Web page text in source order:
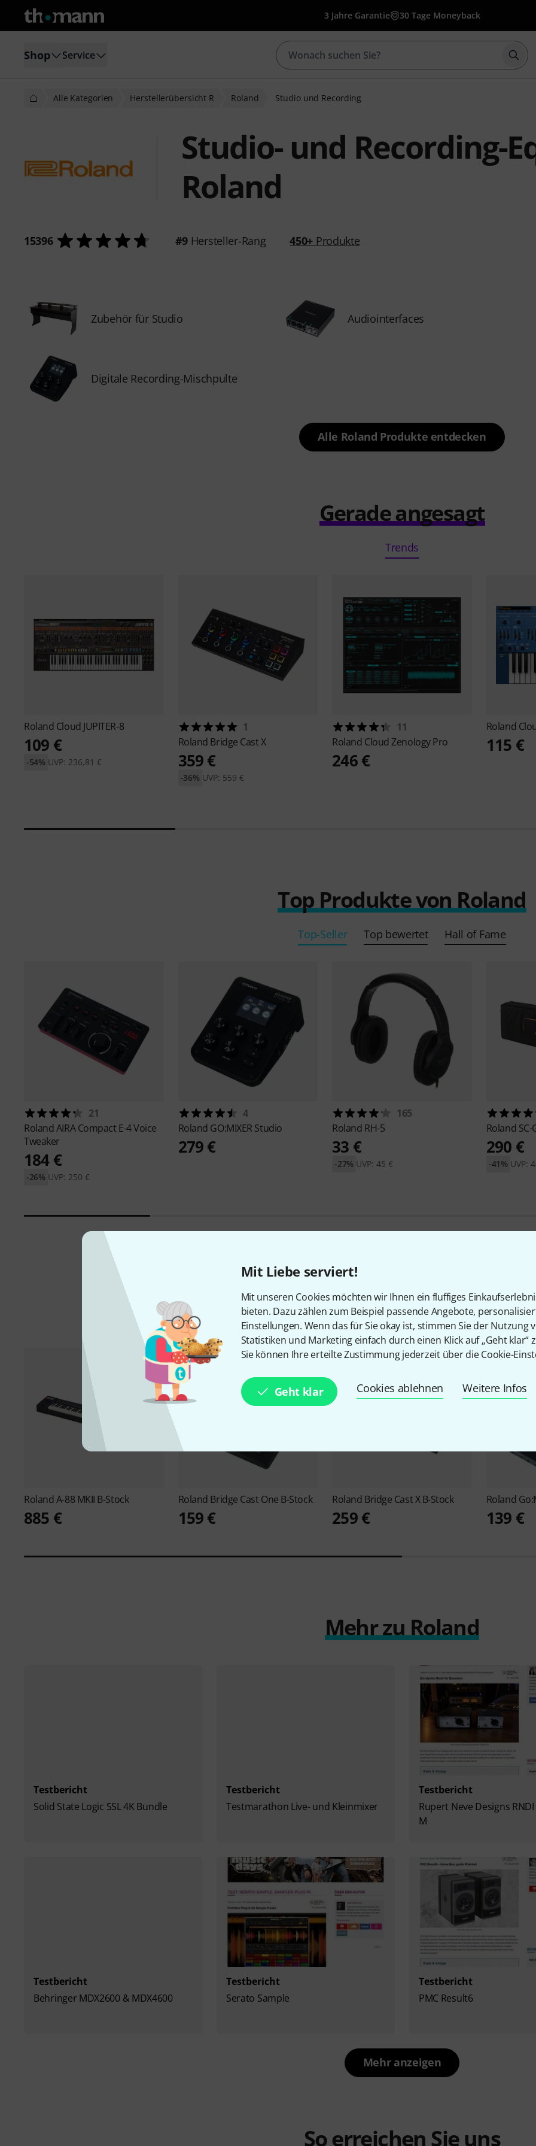
Mit Liebe serviert!
Mit unseren Cookies möchten wir Ihnen ein fluffiges
bieten. Dazu zählen zum Beispiel passende Angebote,
Einstellungen. Wenn das für Sie okay ist, stimmen Sie der Nutzung
Statistiken und Marketing einfach durch einen Klick auf „Geht klar“
Sie können Ihre erteilte Zustimmung jederzeit über die Cookie-
Geht klar Cookies ablehnen Weitere Infos
3 Jahre Garantie 30 Tage Moneyback
Shop Service
Alle Kategorien Herstellerübersicht R Roland Studio und Recording
Studio- und Recording-
Roland
15396 #9Hersteller-Rang 450+ Produkte
Zubehör für Studio Audiointerfaces
Digitale Recording-Mischpulte
Alle Roland Produkte entdecken
Gerade angesagt
Trends
Roland Cloud JUPITER-8
109 €
UVP: 236,81 €
-54%
1
Roland Bridge Cast X
359 €
UVP: 559 €
-36%
11
Roland Cloud Zenology Pro
246 €
Roland
115 €
Top Produkte von Roland
Top-Seller Top bewertet Hall of Fame
21
RolandAIRA Compact E-4 Voice
Tweaker
184 €
UVP: 250 €
-26%
4
Roland GO:MIXER Studio
279 €
165
Roland RH-5
33 €
UVP: 45 €
-27%
Roland
290 €
UVP:
-41%
Roland Angebote
Schnäppchen
RolandA-88 MKII B-Stock
885 €
Roland Bridge Cast One B-Stock
159 €
Roland Bridge Cast X B-Stock
259 €
Roland
139 €
Mehr zu Roland
Testbericht
Solid State Logic SSL 4K Bundle
Testbericht
Testmarathon Live- und Kleinmixer
Testbericht
Rupert Neve Designs
M
Testbericht
Behringer MDX2600 & MDX4600
Testbericht
Serato Sample
Testbericht
PMC Result6
Mehr anzeigen
So erreichen Sie uns